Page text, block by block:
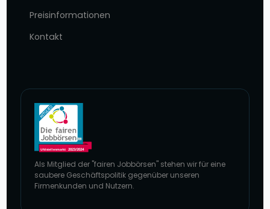
Preisinformationen
Kontakt
Als Mitglied der "fairen Jobbörsen" stehen wir für eine
saubere Geschäftspolitik gegenüber unseren
Firmenkunden und Nutzern.